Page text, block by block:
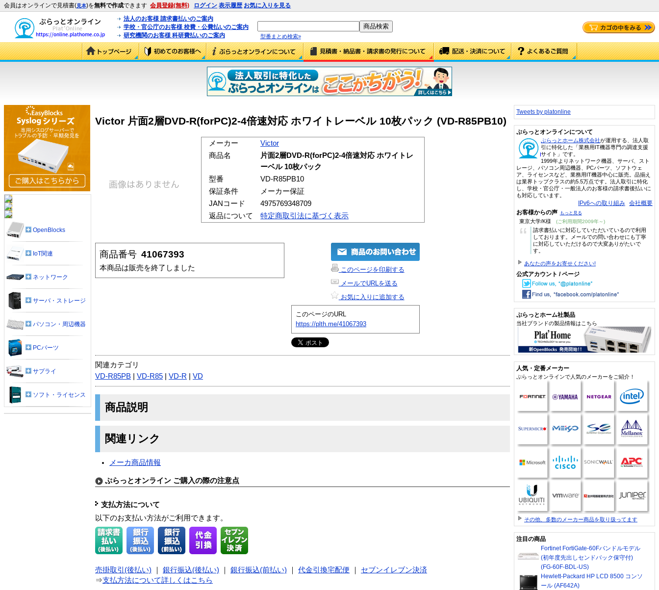
会員はオンラインで見積書(見本)を無料で作成できます 会員登録(無料) ログイン 表示履歴 お気に入りを見る
法人のお客様 請求書払いのご案内
学校・官公庁のお客様 校費・公費払いのご案内
研究機関のお客様 科研費払いのご案内
型番まとめ検索»
Victor 片面2層DVD-R(forPC)2-4倍速対応 ホワイトレーベル 10枚パック (VD-R85PB10)
メーカー
Victor
商品名
片面2層DVD-R(forPC)2-4倍速対応 ホワイトレ
ーベル 10枚パック
型番
VD-R85PB10
保証条件
メーカー保証
JANコード
4975769348709
返品について
特定商取引法に基づく表示
商品番号 41067393
本商品は販売を終了しました
このページを印刷する
メールでURLを送る
お気に入りに追加する
このページのURL
https://plth.me/41067393
関連カテゴリ
VD-R85PB
VD-R85 VD-R VD
商品説明
関連リンク
メーカ商品情報
ぷらっとオンライン ご購入の際の注意点
支払方法について
以下のお支払い方法がご利用できます。
売掛取引(後払い) 銀行振込(後払い) 銀行振込(前払い) 代金引換宅配便
セブンイレブン決済
⇒支払方法について詳しくはこちら
OpenBlocks
IoT関連
ネットワーク
サーバ・ストレージ
パソコン・周辺機器
PCパーツ
サプライ
ソフト・ライセンス
Tweets by platonline
ぷらっとオンラインについて
ぷらっとホーム株式会社が運用する、法人取
引に特化した「業務用IT機器専門の調達支援
サイト」です。
1999年よりネットワーク機器、サーバ、スト
レージ、パソコン周辺機器、PCパーツ、ソフトウェ
ア、ライセンスなど、業務用IT機器中心に販売。品揃え
は業界トップクラスの約5.5万点です。法人取引に特化
し、学校・官公庁・一般法人のお客様の請求書後払いに
も対応しています。
IPv6への取り組み 会社概要
お客様からの声 もっと見る
東京大学/K様 (ご利用期間2009年～)
“
請求書払いに対応していただいているので利用
しております。メールでの問い合わせにも丁寧
に対応していただけるので大変ありがたいで
す。
あなたの声をお寄せください!
公式アカウント / ページ
ぷらっとホーム社製品
当社ブランドの製品情報はこちら
人気・定番メーカー
ぷらっとオンラインで人気のメーカーをご紹介！
その他、多数のメーカー商品を取り扱ってます
注目の商品
Fortinet FortiGate-60Fバンドルモデル
(初年度先出しセンドバック保守付)
(FG-60F-BDL-US)
Hewlett-Packard HP LCD 8500 コンソ
ール (AF642A)